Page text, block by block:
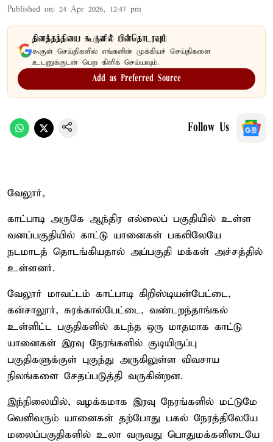
Published on: 24 Apr 2026, 12:47 pm
தினத்தந்தியை கூகுளில் பின்தொடரவும்
கூகுள் செய்திகளில் எங்களின் முக்கியச் செய்திகளை
உடனுக்குடன் பெற கிளிக் செய்யவும்.
Add as Preferred Source
Follow Us
வேலூர்,
காட்பாடி அருகே ஆந்திர எல்லைப் பகுதியில் உள்ள
வனப்பகுதியில் காட்டு யானைகள் பகலிலேயே
நடமாடத் தொடங்கியதால் அப்பகுதி மக்கள் அச்சத்தில்
உள்ளனர்.
வேலூர் மாவட்டம் காட்பாடி கிறிஸ்டியன்பேட்டை,
கன்சாலூர், சுரக்கால்பேட்டை, வண்டறந்தாங்கல்
உள்ளிட்ட பகுதிகளில் கடந்த ஒரு மாதமாக காட்டு
யானைகள் இரவு நேரங்களில் குடியிருப்பு
பகுதிகளுக்குள் புகுந்து அருகிலுள்ள விவசாய
நிலங்களை சேதப்படுத்தி வருகின்றன.
இந்நிலையில், வழக்கமாக இரவு நேரங்களில் மட்டுமே
வெளிவரும் யானைகள் தற்போது பகல் நேரத்திலேயே
மலைப்பகுதிகளில் உலா வருவது பொதுமக்களிடையே